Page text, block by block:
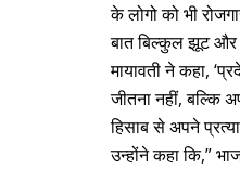
के लोगो को भी
बात बिल्कुल झूट और
मायावती ने कहा,
जीतना नहीं, बल्कि
हिसाब से अपने
उन्होंने कहा कि,”